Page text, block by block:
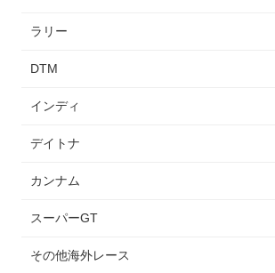
ラリー
DTM
インディ
デイトナ
カンナム
スーパーGT
その他海外レース